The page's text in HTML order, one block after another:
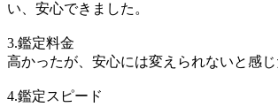
い、安心できました。
3.鑑定料金
高かったが、安心には変えられないと感じ
4.鑑定スピード